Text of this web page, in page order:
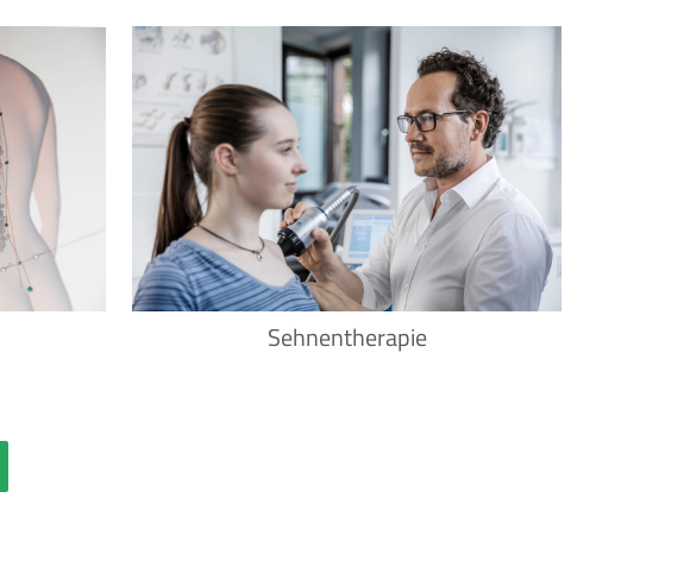
Sehnentherapie